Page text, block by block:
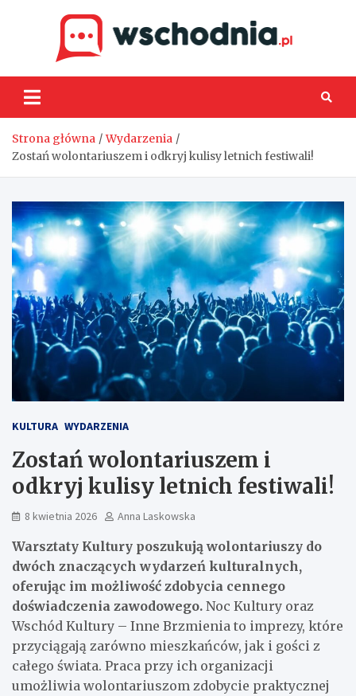
Strona główna
Wydarzenia
Zostań wolontariuszem i odkryj kulisy letnich festiwali!
KULTURA WYDARZENIA
Zostań wolontariuszem i
odkryj kulisy letnich festiwali!
8 kwietnia 2026 Anna Laskowska
Warsztaty Kultury poszukują wolontariuszy do
dwóch znaczących wydarzeń kulturalnych,
oferując im możliwość zdobycia cennego
doświadczenia zawodowego. Noc Kultury oraz
Wschód Kultury – Inne Brzmienia to imprezy, które
przyciągają zarówno mieszkańców, jak i gości z
całego świata. Praca przy ich organizacji
umożliwia wolontariuszom zdobycie praktycznej